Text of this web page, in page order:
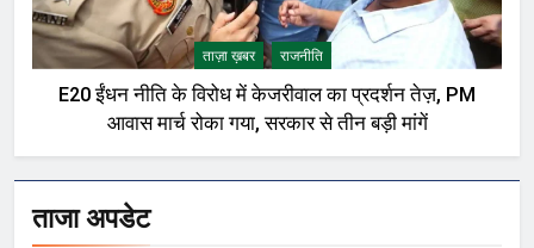
ताज़ा ख़बर राजनीति
E20 ईंधन नीति के विरोध में केजरीवाल का प्रदर्शन तेज़, PM
आवास मार्च रोका गया, सरकार से तीन बड़ी मांगें
ताजा अपडेट